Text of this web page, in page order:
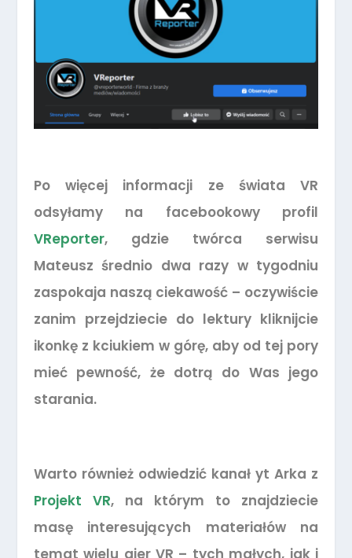
Po więcej informacji ze świata VR
odsyłamy na facebookowy profil
VReporter, gdzie twórca serwisu
Mateusz średnio dwa razy w tygodniu
zaspokaja naszą ciekawość – oczywiście
zanim przejdziecie do lektury kliknijcie
ikonkę z kciukiem w górę, aby od tej pory
mieć pewność, że dotrą do Was jego
starania.
Warto również odwiedzić kanał yt Arka z
Projekt VR, na którym to znajdziecie
masę interesujących materiałów na
temat wielu gier VR – tych małych, jak i